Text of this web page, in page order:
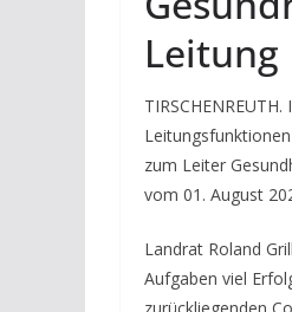
Leitung
zum Leiter
vom 01. August
Landrat Roland
Aufgaben viel